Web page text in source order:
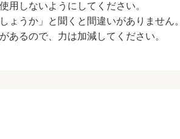
用しないようにしてください。
ょうか」と聞くと間違いがありません。
あるので、力は加減してください。